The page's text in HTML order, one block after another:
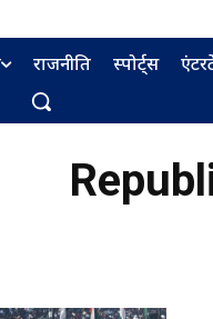
राजनीति स्पोर्ट्स